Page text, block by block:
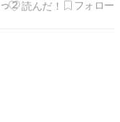
な採血があります(´•̥ ω
２